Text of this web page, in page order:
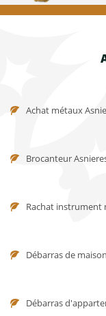
Achat métaux
Brocanteur
Rachat instrument
Débarras de
Débarras